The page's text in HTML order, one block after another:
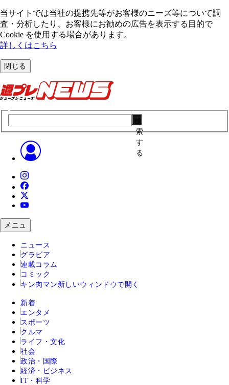
当サイトでは当社の提携先等がお客様のニーズ等について調
査・分析したり、お客様にお勧めの広告を表⽰する⽬的で
Cookie を使⽤する場合があります。
詳しくはこちら
閉じる
索
す
る
メニュ
ニュース
グラビア
連載コラム
コミック
キン肉マン 新しいウィンドウで開く
新着
エンタメ
スポーツ
クルマ
ライフ・文化
社会
政治・国際
経済・ビジネス
IT・科学